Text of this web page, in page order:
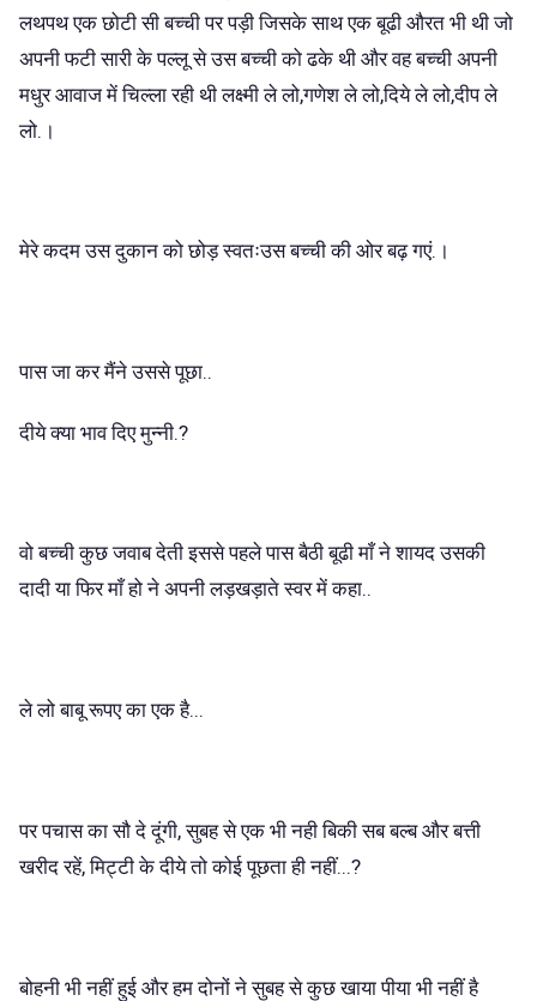
लथपथ एक छोटी सी बच्ची पर पड़ी जिसके साथ एक बूढी औरत भी थी जो
अपनी फटी सारी के पल्लू से उस बच्ची को ढके थी और वह बच्ची अपनी
मधुर आवाज में चिल्ला रही थी लक्ष्मी ले लो,गणेश ले लो,दिये ले लो,दीप ले
लो.।
मेरे कदम उस दुकान को छोड़ स्वतःउस बच्ची की ओर बढ़ गएं.।
पास जा कर मैंने उससे पूछा..
दीये क्या भाव दिए मुन्नी.?
वो बच्ची कुछ जवाब देती इससे पहले पास बैठी बूढी माँ ने शायद उसकी
दादी या फिर माँ हो ने अपनी लड़खड़ाते स्वर में कहा..
ले लो बाबू रूपए का एक है...
पर पचास का सौ दे दूंगी, सुबह से एक भी नही बिकी सब बल्ब और बत्ती
खरीद रहें, मिट्टी के दीये तो कोई पूछता ही नहीं...?
बोहनी भी नहीं हुई और हम दोनों ने सुबह से कुछ खाया पीया भी नहीं है